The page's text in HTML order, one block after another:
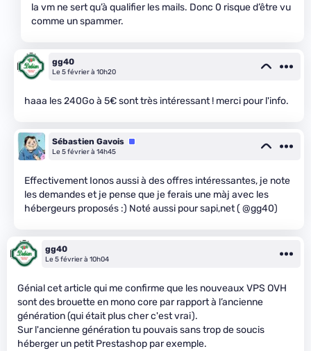
la vm ne sert qu’à qualifier les mails. Donc 0 risque d’être vu
comme un spammer.
gg40
Le 5 février à 10h20
haaa les 240Go à 5€ sont très intéressant ! merci pour l'info.
Sébastien Gavois Équipe
Le 5 février à 14h45
Effectivement Ionos aussi à des offres intéressantes, je note
les demandes et je pense que je ferais une màj avec les
hébergeurs proposés :) Noté aussi pour sapi,net ( @gg40)
gg40
Le 5 février à 10h04
Génial cet article qui me confirme que les nouveaux VPS OVH
sont des brouette en mono core par rapport à l’ancienne
génération (qui était plus cher c'est vrai).
Sur l'ancienne génération tu pouvais sans trop de soucis
héberger un petit Prestashop par exemple.